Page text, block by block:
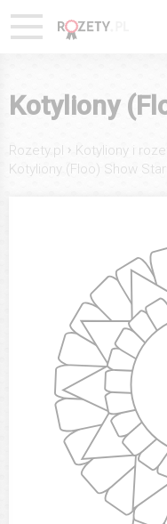
Kotyliony
Rozety.pl › Kotyliony i
Kotyliony (Floo) Show Star